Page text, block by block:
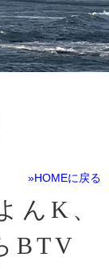
»HOMEに戻る
んK、
BTV